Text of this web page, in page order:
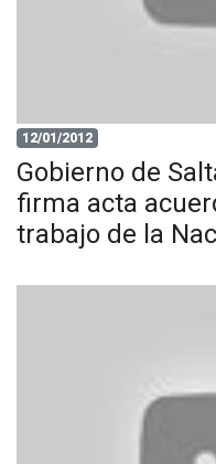
12/01/2012
Gobierno de
firma acta
trabajo de la